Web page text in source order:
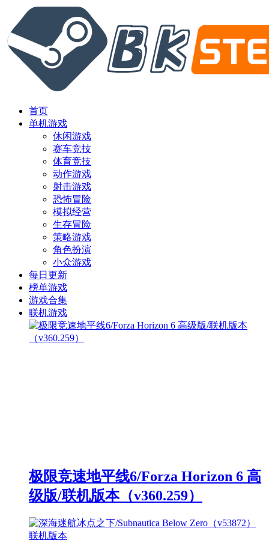
首页
单机游戏
休闲游戏
赛车竞技
体育竞技
动作游戏
射击游戏
恐怖冒险
模拟经营
生存冒险
策略游戏
角色扮演
小众游戏
每日更新
榜单游戏
游戏合集
联机游戏
极限竞速地平线6/Forza Horizon 6 高
级版/联机版本（v360.259）